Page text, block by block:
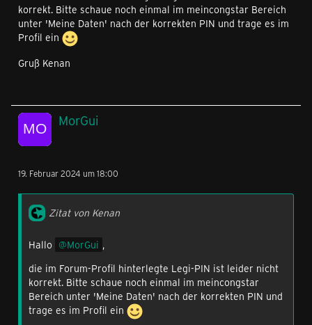
korrekt. Bitte schaue noch einmal im meincongstar Bereich
unter 'Meine Daten' nach der korrekten PIN und trage es im
Profil ein
Gruß Kenan
MorGui
19. Februar 2024 um 18:00
Zitat von Kenan
Hallo MorGui ,
die im Forum-Profil hinterlegte Legi-PIN ist leider nicht
korrekt. Bitte schaue noch einmal im meincongstar
Bereich unter 'Meine Daten' nach der korrekten PIN und
trage es im Profil ein